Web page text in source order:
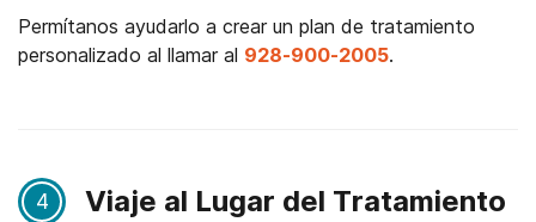
Permítanos ayudarlo a crear un plan de tratamiento
personalizado al llamar al 928-900-2005.
4 Viaje al Lugar del Tratamiento